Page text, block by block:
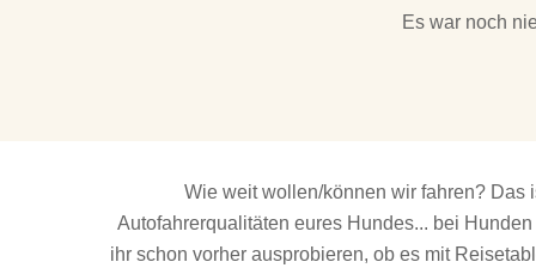
Es war noch
Wie weit wollen/können wir fahren? Das
Autofahrerqualitäten eures Hundes... bei
ihr schon vorher ausprobieren, ob es mit